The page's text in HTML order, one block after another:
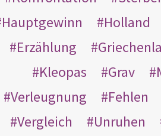
Hauptgewinn
Holland
Erzählung
Kleopas
Grav
Verleugnung
Fehlen
Vergleich
Unruhen